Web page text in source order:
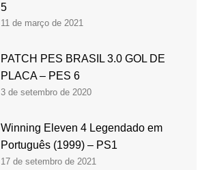
5
11 de março de 2021
PATCH PES BRASIL 3.0 GOL DE
PLACA – PES 6
3 de setembro de 2020
Winning Eleven 4 Legendado em
Português (1999) – PS1
17 de setembro de 2021